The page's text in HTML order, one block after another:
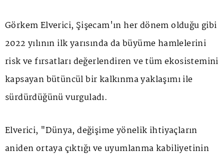
Görkem Elverici, Şişecam'ın her dönem olduğu gibi
2022 yılının ilk yarısında da büyüme hamlelerini
risk ve fırsatları değerlendiren ve tüm ekosistemini
kapsayan bütüncül bir kalkınma yaklaşımı ile
sürdürdüğünü vurguladı.
Elverici, "Dünya, değişime yönelik ihtiyaçların
aniden ortaya çıktığı ve uyumlanma kabiliyetinin